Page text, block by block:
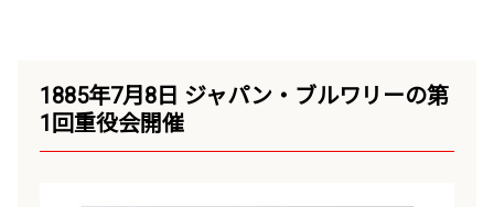
1885年7月8日 ジャパン・ブルワリーの第
1回重役会開催